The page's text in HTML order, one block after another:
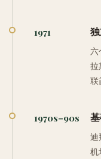
1971
六
拉
联
1970s–90s
迪
机